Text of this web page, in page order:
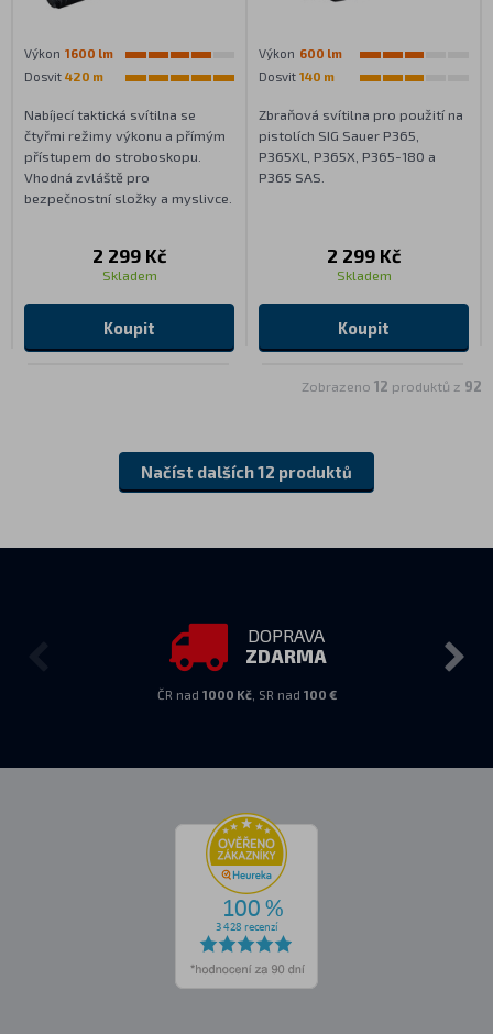
Výkon 1600 lm
Dosvit 420 m
Nabíjecí taktická svítilna se
čtyřmi režimy výkonu a přímým
přístupem do stroboskopu.
Vhodná zvláště pro
bezpečnostní složky a myslivce.
2 299 Kč
Skladem
Koupit
Výkon 600 lm
Dosvit 140 m
Zbraňová svítilna pro použití na
pistolích SIG Sauer P365,
P365XL, P365X, P365-180 a
P365 SAS.
2 299 Kč
Skladem
Koupit
Zobrazeno 12 produktů z 92
Načíst dalších 12 produktů
DOPRAVA
ZDARMA
ČR nad 1000 Kč, SR nad 100 €